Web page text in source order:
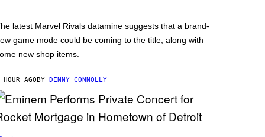
latest Marvel Rivals datamine suggests that a brand-
game mode could be coming to the title, along with
new shop items.
HOUR AGO BY DENNY CONNOLLY